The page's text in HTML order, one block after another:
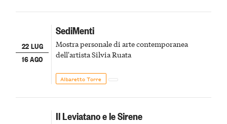
22 LUG
16 AGO
SediMenti
Mostra personale di arte contemporanea
dell'artista Silvia Ruata
Albaretto Torre
Il Leviatano e le Sirene